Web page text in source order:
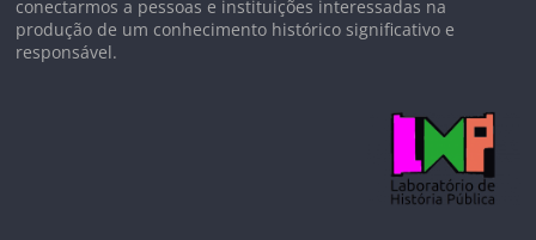
conectarmos a pessoas e instituições interessadas na
produção de um conhecimento histórico significativo e
responsável.